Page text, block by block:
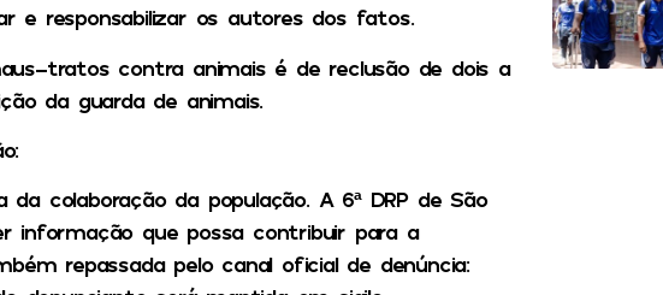
e responsabilizar os autores dos fatos.
tratos contra animais é de reclusão de dois a
da guarda de animais.
colaboração da população. A 6ª DRP de São
informação que possa contribuir para a
repassada pelo canal oficial de denúncia: